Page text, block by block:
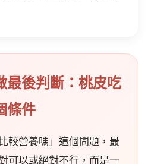
最後判斷：桃皮吃
條件
較營養嗎」這個問題，最
可以或絕對不行，而是一